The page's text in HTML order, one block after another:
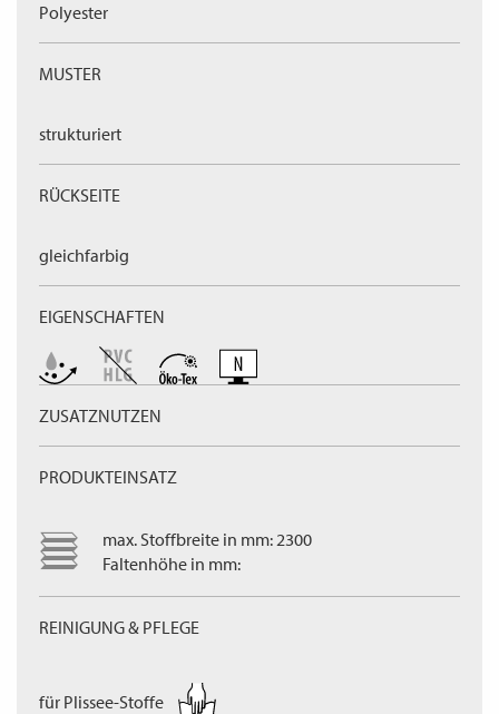
Polyester
MUSTER
strukturiert
RÜCKSEITE
gleichfarbig
EIGENSCHAFTEN
ZUSATZNUTZEN
PRODUKTEINSATZ
max. Stoffbreite in mm: 2300
Faltenhöhe in mm:
REINIGUNG & PFLEGE
für Plissee-Stoffe